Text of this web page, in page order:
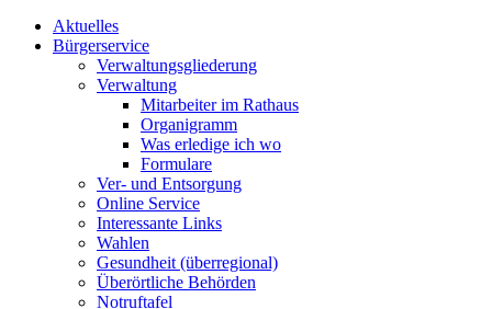
Aktuelles
Bürgerservice
Verwaltungsgliederung
Verwaltung
Mitarbeiter im Rathaus
Organigramm
Was erledige ich wo
Formulare
Ver- und Entsorgung
Online Service
Interessante Links
Wahlen
Gesundheit (überregional)
Überörtliche Behörden
Notruftafel